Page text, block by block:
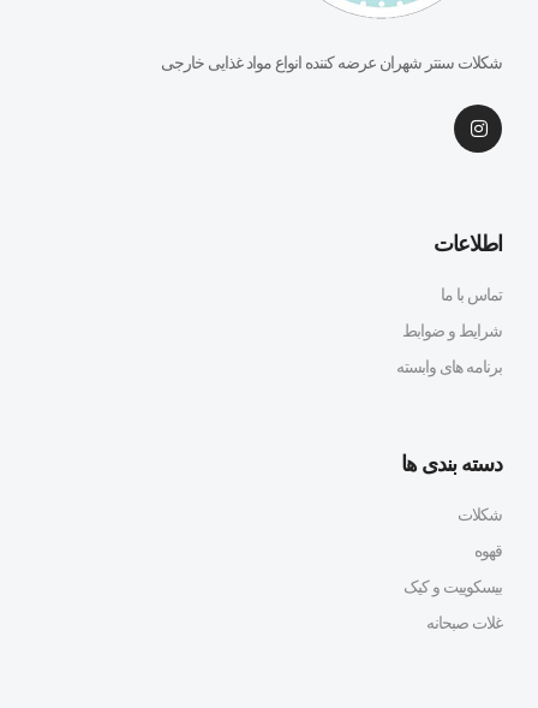
شکلات سنتر شهران عرضه کننده انواع مواد غذایی خارجی
اطلاعات
تماس با ما
شرایط و ضوابط
برنامه های وابسته
دسته بندی ها
شکلات
قهوه
بیسکوییت و کیک
غلات صبحانه